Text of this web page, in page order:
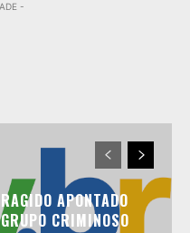
-
APONTADO
CRIMINOSO